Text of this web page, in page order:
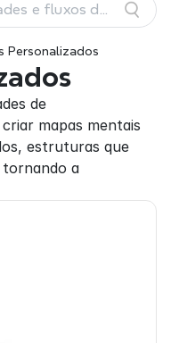
Personalizados
de
mapas mentais
estruturas que
tornando a
e fluxos de